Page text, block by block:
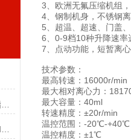
高温高压消毒锅的安全操作与使用指南说明
3、欧洲无氟压缩机组
4、钢制机身，不锈钢
5、超温、超速、门盖
6、0-9档10种升降速率
7、点动功能，短暂离
技术参数：
最高转速：16000r/min
最大相对离心力：
最大容量：40ml
转速精度：±20r/min
温控范围：-20℃-+40℃
温控精度：±1℃